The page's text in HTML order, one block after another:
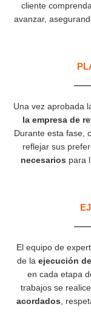
cliente
avanzar,
Una vez aprobada
la empresa de
Durante esta fase,
reflejar sus
necesarios para
El equipo de
de la ejecución
en cada etapa
trabajos se
acordados ,